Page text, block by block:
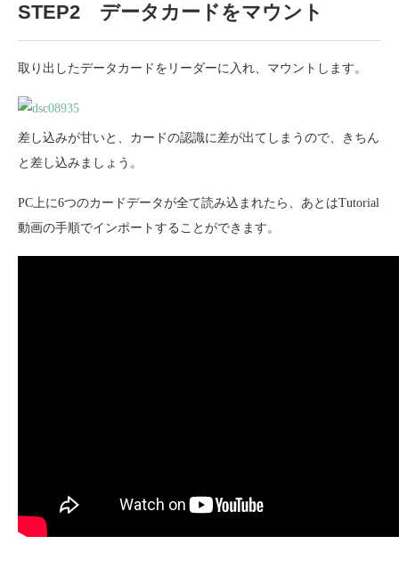
STEP2 データカードをマウント
取り出したデータカードをリーダーに入れ、マウントします。
差し込みが甘いと、カードの認識に差が出てしまうので、きちん
と差し込みましょう。
PC上に6つのカードデータが全て読み込まれたら、あとはTutorial
動画の手順でインポートすることができます。